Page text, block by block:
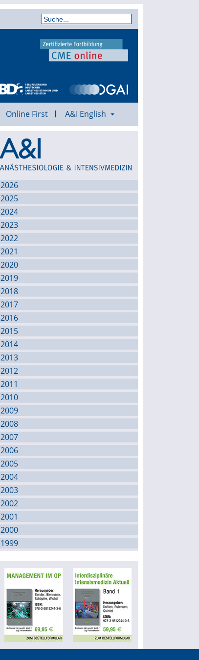
Online First A&I English
Archiv
2026
2025
2024
2023
2022
2021
2020
2019
2018
2017
2016
2015
2014
2013
2012
2011
2010
2009
2008
2007
2006
2005
2004
2003
2002
2001
2000
1999